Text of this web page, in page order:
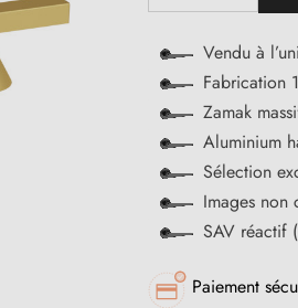
Vendu à
Fabrication
Zamak
Aluminium
Sélection
Images non
SAV réactif
Paiement